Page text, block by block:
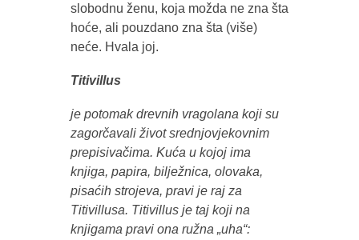
slobodnu ženu, koja možda ne zna šta
hoće, ali pouzdano zna šta (više)
neće. Hvala joj.
Titivillus
je potomak drevnih vragolana koji su
zagorčavali život srednjovjekovnim
prepisivačima. Kuća u kojoj ima
knjiga, papira, bilježnica, olovaka,
pisaćih strojeva, pravi je raj za
Titivillusa. Titivillus je taj koji na
knjigama pravi ona ružna „uha“: